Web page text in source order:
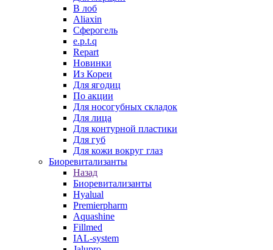
В лоб
Aliaxin
Сферогель
e.p.t.q
Repart
Новинки
Из Кореи
Для ягодиц
По акции
Для носогубных складок
Для лица
Для контурной пластики
Для губ
Для кожи вокруг глаз
Биоревитализанты
Назад
Биоревитализанты
Hyalual
Premierpharm
Aquashine
Fillmed
IAL-system